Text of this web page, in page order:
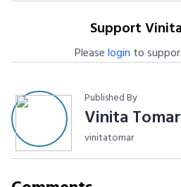
Support
Pleaselogin to
Published By
Vinita Tomar
vinitatomar